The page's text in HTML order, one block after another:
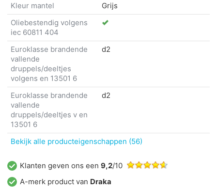
Kleur mantel
Grijs
Oliebestendig volgens
iec 60811 404
Euroklasse brandende
vallende
druppels/deeltjes
volgens en 13501 6
d2
Euroklasse brandende
vallende
druppels/deeltjes v en
13501 6
d2
Bekijk alle producteigenschappen (56)
Klanten geven ons een 9,2/10
A-merk product van Draka